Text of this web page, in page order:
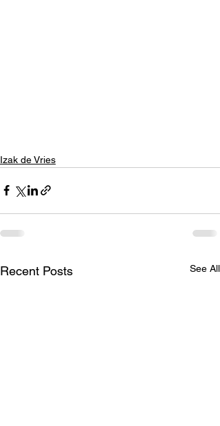
Izak de Vries
Recent Posts See All